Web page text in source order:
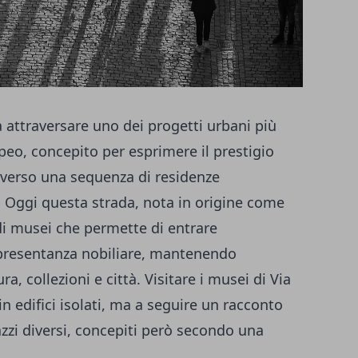
uno dei progetti urbani più
concepito per esprimere il prestigio
una sequenza di residenze
questa strada, nota in origine come
musei che permette di entrare
nobiliare, mantenendo
collezioni e città. Visitare i musei di Via
edifici isolati, ma a seguire un racconto
diversi, concepiti però secondo una